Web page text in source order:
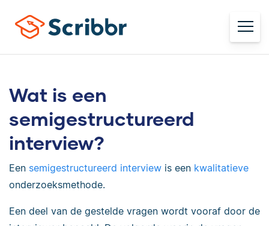
Wat is een
semigestructureerd
interview?
Een semigestructureerd interview is een kwalitatieve
onderzoeksmethode.
Een deel van de gestelde vragen wordt vooraf door de